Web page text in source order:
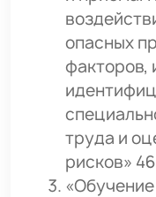
опасных
факторов,
труда и
рисков»